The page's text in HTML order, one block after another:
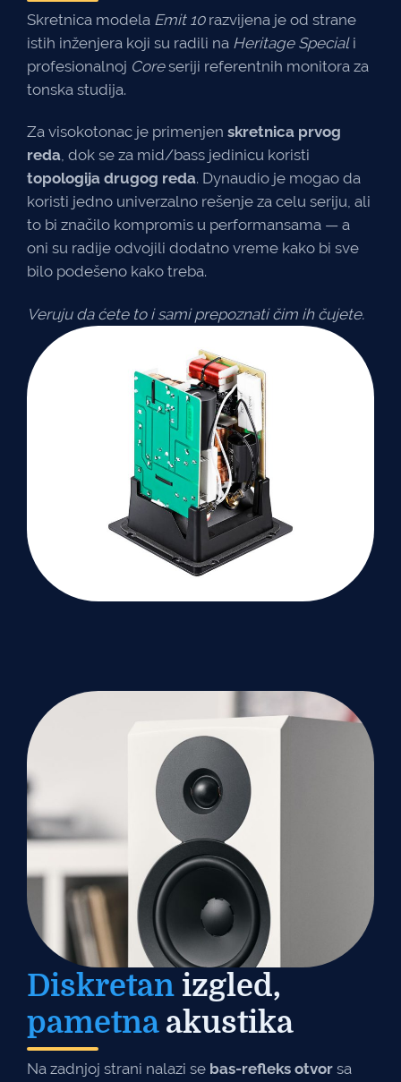
Skretnica modela Emit 10razvijena je od strane
istih inženjera koji su radili na Heritage Speciali
profesionalnoj Coreseriji referentnih monitora za
tonska studija.
Za visokotonac je primenjen skretnica prvog
reda, dok se za mid/bass jedinicu koristi
topologija drugog reda. Dynaudio je mogao da
koristi jedno univerzalno rešenje za celu seriju, ali
to bi značilo kompromis u performansama — a
oni su radije odvojili dodatno vreme kako bi sve
bilo podešeno kako treba.
Veruju da ćete to i sami prepoznati čim ih čujete.
Diskretan izgled,
pametnaakustika
Na zadnjoj strani nalazi se bas-refleks otvor sa